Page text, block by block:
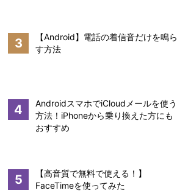
3
【Android】電話の着信音だけを鳴ら
す方法
4
AndroidスマホでiCloudメールを使う
方法！iPhoneから乗り換えた方にも
おすすめ
5
【高音質で無料で使える！】
FaceTimeを使ってみた